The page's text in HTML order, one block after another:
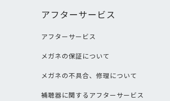
アフターサービス
アフターサービス
メガネの保証について
メガネの不具合、修理について
補聴器に関するアフターサービス